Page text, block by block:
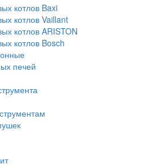
котлов Baxi
котлов Vaillant
котлов ARISTON
котлов Bosch
печей